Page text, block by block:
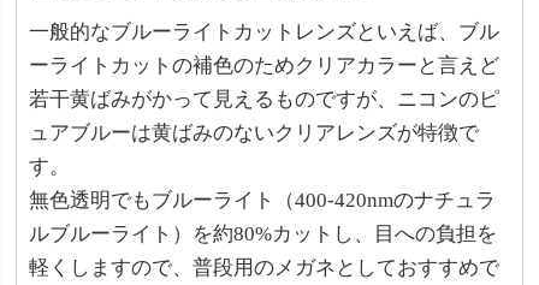
一般的なブルーライトカットレンズといえば、ブル
ーライトカットの補色のためクリアカラーと言えど
若干黄ばみがかって見えるものですが、ニコンのピ
ュアブルーは黄ばみのないクリアレンズが特徴で
す。
無色透明でもブルーライト（400-420nmのナチュラ
ルブルーライト）を約80%カットし、目への負担を
軽くしますので、普段用のメガネとしておすすめで